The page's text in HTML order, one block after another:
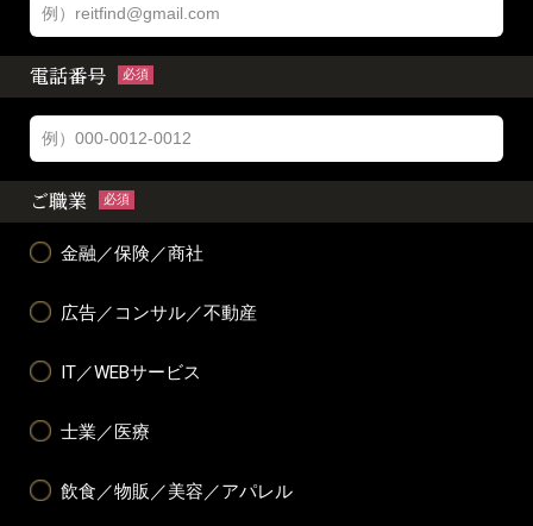
電話番号 必須
ご職業 必須
金融／保険／商社
広告／コンサル／不動産
IT／WEBサービス
士業／医療
飲食／物販／美容／アパレル